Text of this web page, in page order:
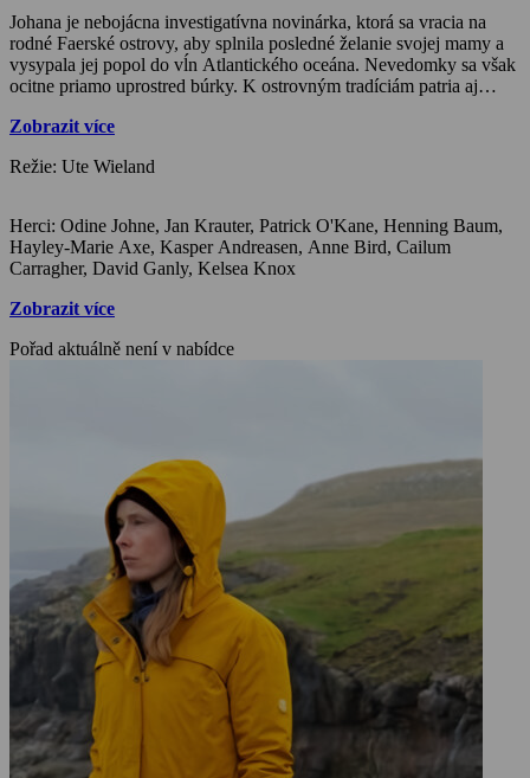
Johana je nebojácna investigatívna novinárka, ktorá sa vracia na
rodné Faerské ostrovy, aby splnila posledné želanie svojej mamy a
vysypala jej popol do vĺn Atlantického oceána. Nevedomky sa však
ocitne priamo uprostred búrky. K ostrovným tradíciám patria aj
zastaviť skupina aktivistov. Napätie medzi nimi a rybármi stúpa, až
Zobrazit více
Režie: Ute Wieland
Herci: Odine Johne, Jan Krauter, Patrick O'Kane, Henning Baum,
Hayley-Marie Axe, Kasper Andreasen, Anne Bird, Cailum
Carragher, David Ganly, Kelsea Knox
Zobrazit více
Pořad aktuálně není v nabídce